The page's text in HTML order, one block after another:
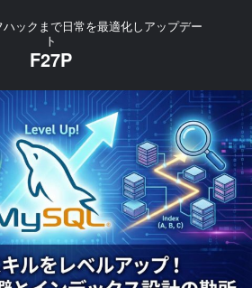
ックまで日常を最適化しアップデー
ト
F27P